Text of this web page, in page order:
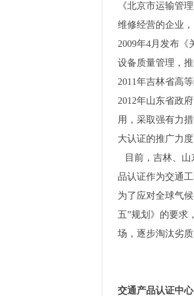
《北京市运输管
维修经营的企业
2009年4月发布《
设备质量管理，
2011年吉林省高
2012年山东省政
用，采取强有力
大认证的推广力
目前，吉林、
品认证作为交通
为了应对全球气
五”规划》的要求
场，逐步淘汰劣
交通产品认证中心